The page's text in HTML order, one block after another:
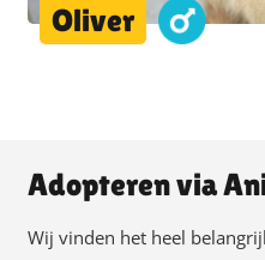
Oliver
Adopteren via
Wij vinden het heel